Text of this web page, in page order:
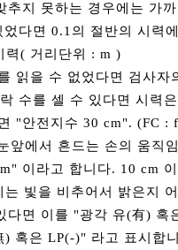
추지 못하는 경우에는 가
다면 0.1의 절반의 시력
( 거리단위 : m )
읽을 수 없었다면 검사자
수를 셀 수 있다면 시력
"안전지수 30 cm". (FC :
앞에서 흔드는 손의 움직
이라고 합니다. 10 cm
는 빛을 비추어서 밝은지
다면 이를 "광각 유(有) 혹
) 혹은 LP(-)" 라고 표시합